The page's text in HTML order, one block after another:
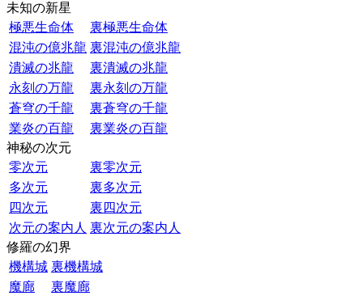
未知の新星
極悪生命体
裏極悪生命体
混沌の億兆龍 裏混沌の億兆龍
潰滅の兆龍
裏潰滅の兆龍
永刻の万龍
裏永刻の万龍
蒼穹の千龍
裏蒼穹の千龍
業炎の百龍
裏業炎の百龍
神秘の次元
零次元
裏零次元
多次元
裏多次元
四次元
裏四次元
次元の案内人 裏次元の案内人
修羅の幻界
機構城 裏機構城
魔廊
裏魔廊